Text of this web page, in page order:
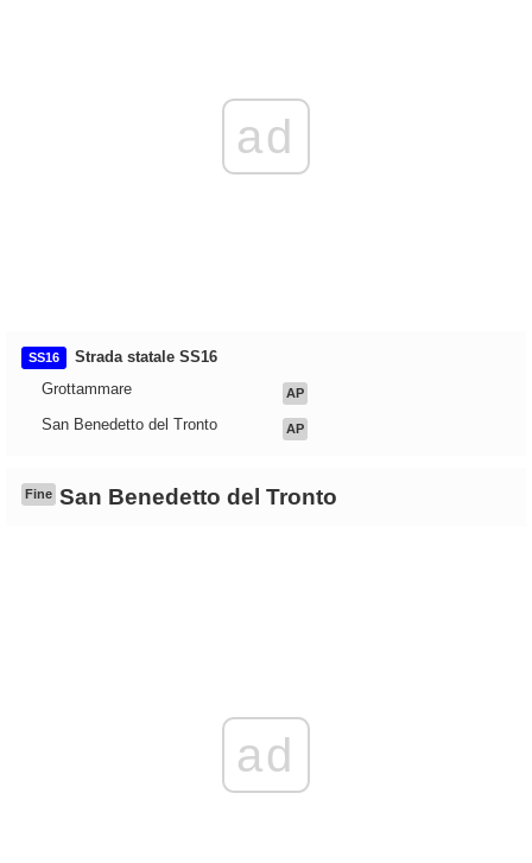
ad
SS16
Strada statale SS16
Grottammare
AP
San Benedetto del Tronto AP
Fine San Benedetto del Tronto
ad